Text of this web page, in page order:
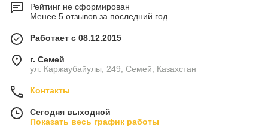
Рейтинг не сформирован
Менее 5 отзывов за последний год
Работает с 08.12.2015
г. Семей
ул. Каржаубайулы, 249, Семей, Казахстан
Контакты
Сегодня выходной
Показать весь график работы